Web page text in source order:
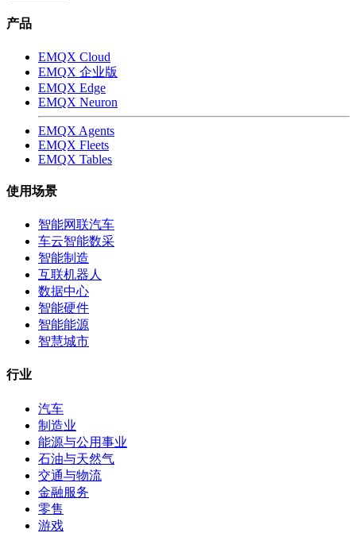
产品
EMQX Cloud
EMQX 企业版
EMQX Edge
EMQX Neuron
EMQX Agents
EMQX Fleets
EMQX Tables
使用场景
智能网联汽车
车云智能数采
智能制造
互联机器人
数据中心
智能硬件
智能能源
智慧城市
行业
汽车
制造业
能源与公用事业
石油与天然气
交通与物流
金融服务
零售
游戏